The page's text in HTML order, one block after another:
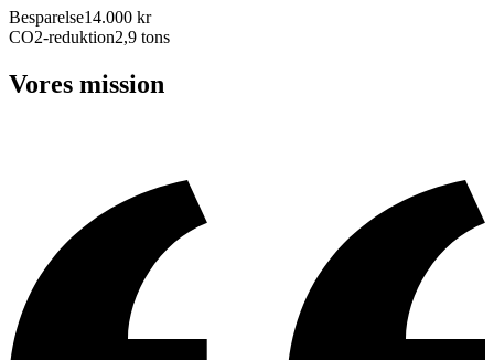
Besparelse14.000 kr
CO2-reduktion2,9 tons
Vores mission